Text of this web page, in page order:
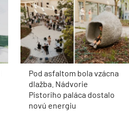
Pod asfaltom bola vzácna
dlažba. Nádvorie
Pistoriho paláca dostalo
novú energiu